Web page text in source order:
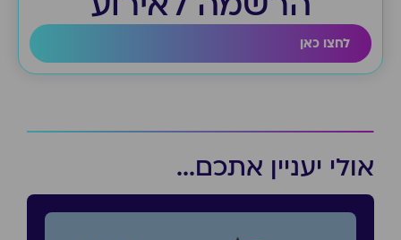
לחצו כאן
אולי יעניין אתכם...